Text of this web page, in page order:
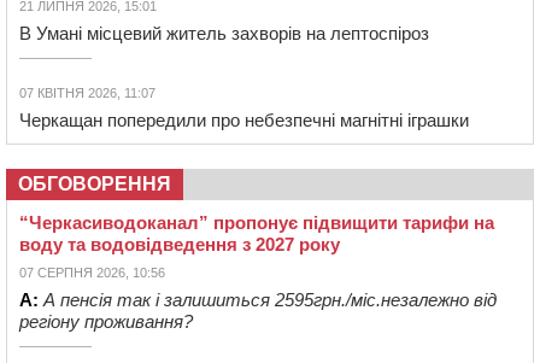
21 ЛИПНЯ 2026, 15:01
В Умані місцевий житель захворів на лептоспіроз
07 КВІТНЯ 2026, 11:07
Черкащан попередили про небезпечні магнітні іграшки
ОБГОВОРЕННЯ
“Черкасиводоканал” пропонує підвищити тарифи на
воду та водовідведення з 2027 року
07 СЕРПНЯ 2026, 10:56
А: А пенсія так і залишиться 2595грн./міс.незалежно від
регіону проживання?